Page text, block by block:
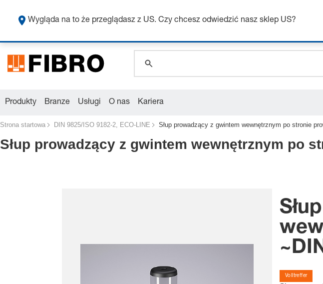
global.search.placeholder.category
Produkty Branze Usługi O nas Kariera
Strona startowa DIN 9825/ISO 9182-2, ECO-LINE Słup prowadzący z gwintem wewnętrznym po stronie
Słup prowadzący z gwintem wewnętrznym po
Volltreffer
Wygląda na to że przeglądasz z US. Czy chcesz odwiedzić nasz sklep US?